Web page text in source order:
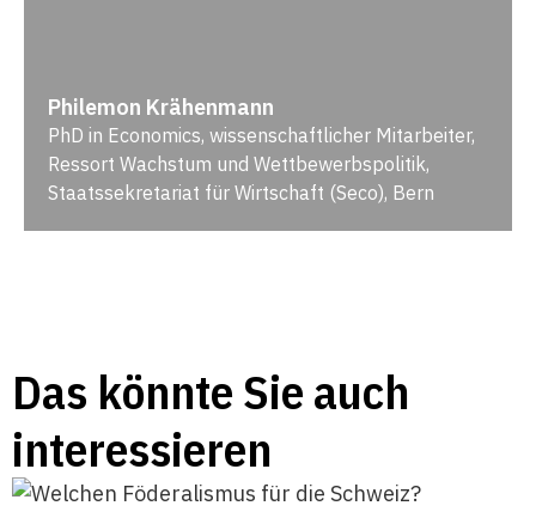
Philemon Krähenmann
PhD in Economics, wissenschaftlicher Mitarbeiter,
Ressort Wachstum und Wettbewerbspolitik,
Staatssekretariat für Wirtschaft (Seco), Bern
Das könnte Sie auch
interessieren